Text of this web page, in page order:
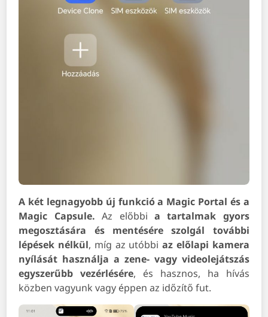
A két legnagyobb új funkció a Magic Portal és a
Magic Capsule. Az előbbi a tartalmak gyors
megosztására és mentésére szolgál további
lépések nélkül, míg az utóbbiaz előlapi kamera
nyílását használja a zene- vagy videolejátszás
egyszerűbb vezérlésére, és hasznos, ha hívás
közben vagyunk vagy éppen az időzítő fut.